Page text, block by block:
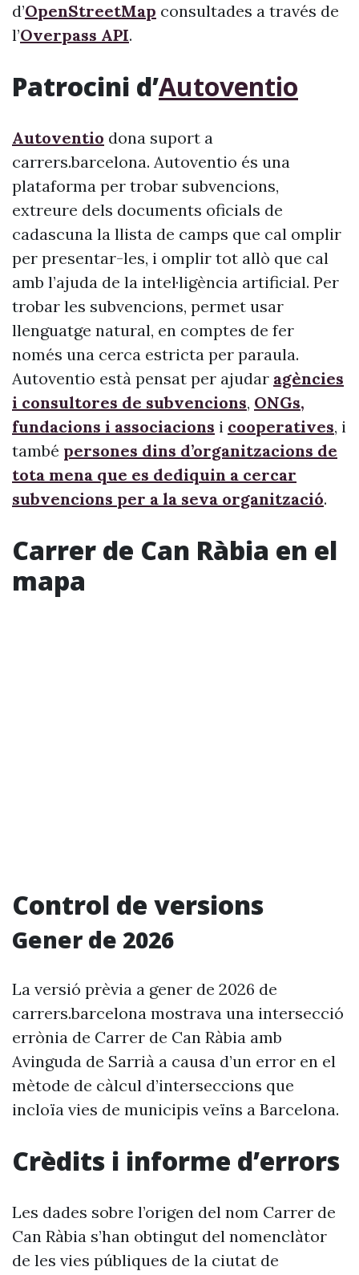
d’OpenStreetMap consultades a través de
l’Overpass API.
Patrocini d’Autoventio
Autoventio dona suport a
carrers.barcelona. Autoventio és una
plataforma per trobar subvencions,
extreure dels documents oficials de
cadascuna la llista de camps que cal omplir
per presentar-les, i omplir tot allò que cal
amb l’ajuda de la intel·ligència artificial. Per
trobar les subvencions, permet usar
llenguatge natural, en comptes de fer
només una cerca estricta per paraula.
Autoventio està pensat per ajudar agències
i consultores de subvencions, ONGs,
fundacions i associacions i cooperatives, i
també persones dins d’organitzacions de
tota mena que es dediquin a cercar
subvencions per a la seva organització.
Carrer de Can Ràbia en el
mapa
Control de versions
Gener de 2026
La versió prèvia a gener de 2026 de
carrers.barcelona mostrava una intersecció
errònia de Carrer de Can Ràbia amb
Avinguda de Sarrià a causa d’un error en el
mètode de càlcul d’interseccions que
incloïa vies de municipis veïns a Barcelona.
Crèdits i informe d’errors
Les dades sobre l’origen del nom Carrer de
Can Ràbia s’han obtingut del nomenclàtor
de les vies públiques de la ciutat de